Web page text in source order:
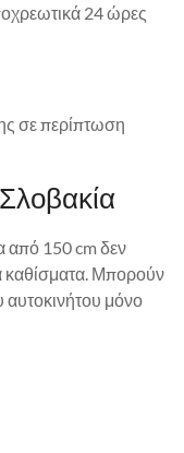
24 ώρες
σε περίπτωση
από 150 cm δεν
καθίσματα. Μπορούν
αυτοκινήτου μόνο